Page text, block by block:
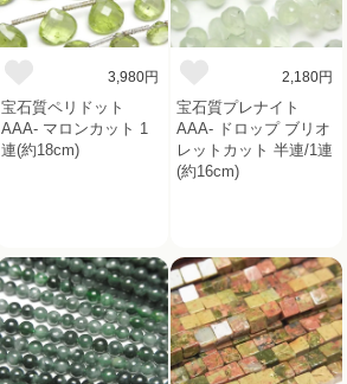
3,980円
宝石質ペリドット
AAA- マロンカット 1
連(約18cm)
2,180円
宝石質プレナイト
AAA- ドロップ ブリオ
レットカット 半連/1連
(約16cm)